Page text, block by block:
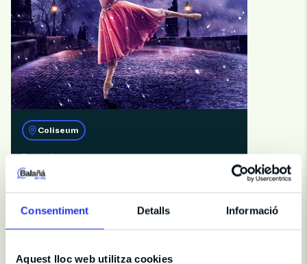
Consentiment Detalls Informació
Aquest lloc web utilitza cookies
Coliseum
Danza, Nuevo a la venta
El Cascanueces